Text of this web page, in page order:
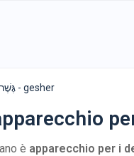
גֶּשֶׁר - gesher
è apparecchio per i